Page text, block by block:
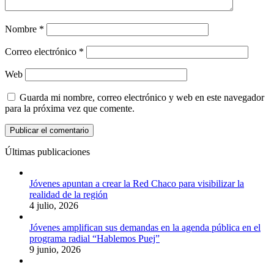
Nombre *
Correo electrónico *
Web
Guarda mi nombre, correo electrónico y web en este navegador
para la próxima vez que comente.
Últimas publicaciones
Jóvenes apuntan a crear la Red Chaco para visibilizar la
realidad de la región
4 julio, 2026
Jóvenes amplifican sus demandas en la agenda pública en el
programa radial “Hablemos Puej”
9 junio, 2026